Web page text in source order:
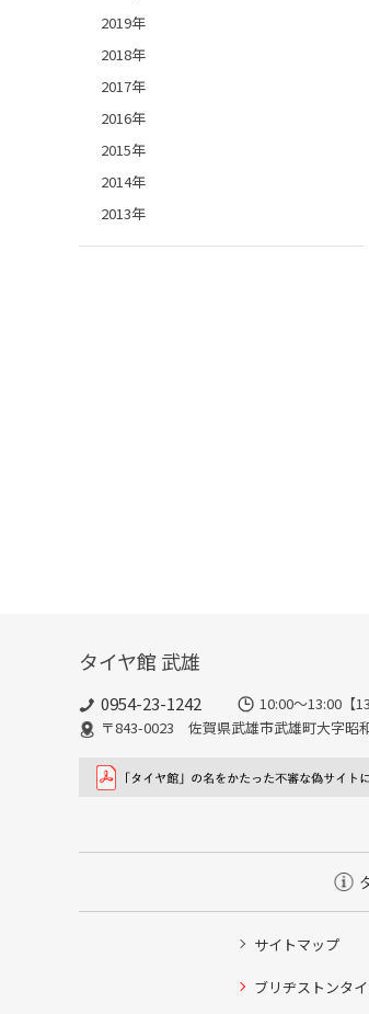
2019年
2018年
2017年
2016年
2015年
2014年
2013年
タイヤ館 武雄
0954-23-1242
10:00～13:00【
〒843-0023 佐賀県武雄市武雄町大字昭
サイトマップ
ブリヂストンタ
タイヤ点検・安全点検/タイヤ履き替
クローク契約会員専用タイヤ履き替